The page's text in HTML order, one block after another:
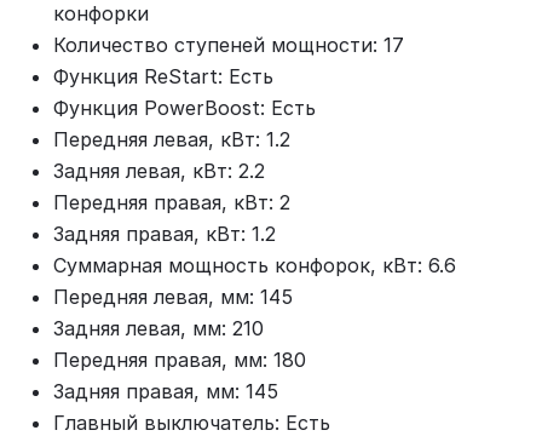
конфорки
Количество ступеней мощности: 17
Функция ReStart: Есть
Функция PowerBoost: Есть
Передняя левая, кВт: 1.2
Задняя левая, кВт: 2.2
Передняя правая, кВт: 2
Задняя правая, кВт: 1.2
Суммарная мощность конфорок, кВт: 6.6
Передняя левая, мм: 145
Задняя левая, мм: 210
Передняя правая, мм: 180
Задняя правая, мм: 145
Главный выключатель: Есть